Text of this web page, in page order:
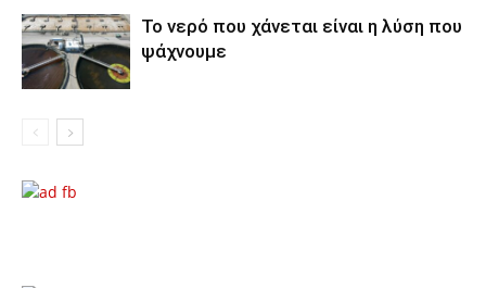
Το νερό που χάνεται είναι η λύση που
ψάχνουμε